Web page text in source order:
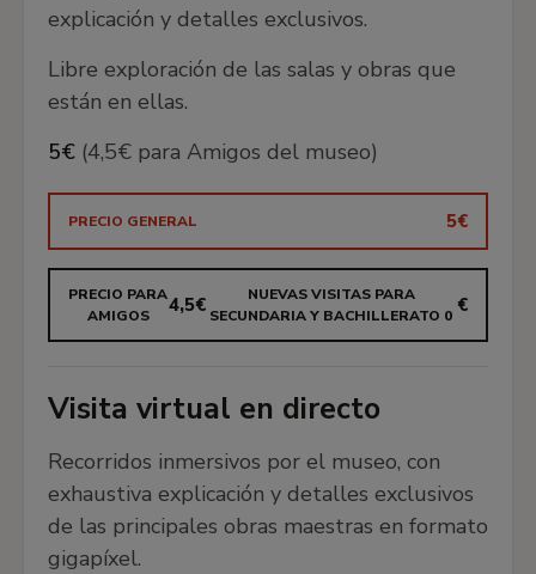
Descubre cómo los artistas occidentales
representaron el curso estacional de la
naturaleza a lo largo de los siglos .
🙌 Sostenibilidad
A lo largo de este recorrido se reinterpretan
algunas obras de la colección en términos de
ecología, economía y sociedad, con el fin de trazar
históricamente las relaciones entre la producción
Itinerario a través de los temas y personajes clave
de la cultura occidental relacionados con la
sensibilidad y las vivencias del colectivo LGTBIQ+.
explicación y detalles exclusivos.
Libre exploración de las salas y obras que
están en ellas.
5€ (4,5€ para Amigos del museo)
PRECIO GENERAL 5€
PRECIO PARA
AMIGOS
4,5€
NUEVAS VISITAS PARA
SECUNDARIA Y BACHILLERATO 0 €
Visita virtual en directo
Recorridos inmersivos por el museo, con
exhaustiva explicación y detalles exclusivos
de las principales obras maestras en formato
gigapíxel.